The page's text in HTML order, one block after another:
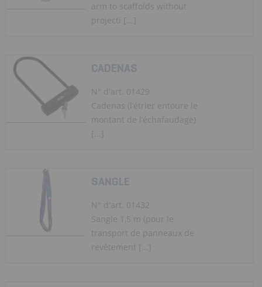
arm to scaffolds without
projecti [...]
CADENAS
N° d'art. 01429
Cadenas (l’étrier entoure le
montant de l’échafaudage)
[...]
SANGLE
N° d'art. 01432
Sangle 1,5 m (pour le
transport de panneaux de
revêtement [...]